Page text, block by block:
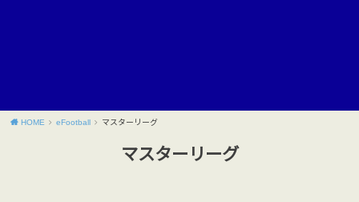
HOME eFootball マスターリーグ
マスターリーグ